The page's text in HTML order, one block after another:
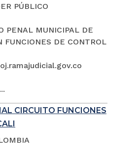
PÚBLICO
PENAL MUNICIPAL DE
FUNCIONES DE CONTROL
CIRCUITO FUNCIONES